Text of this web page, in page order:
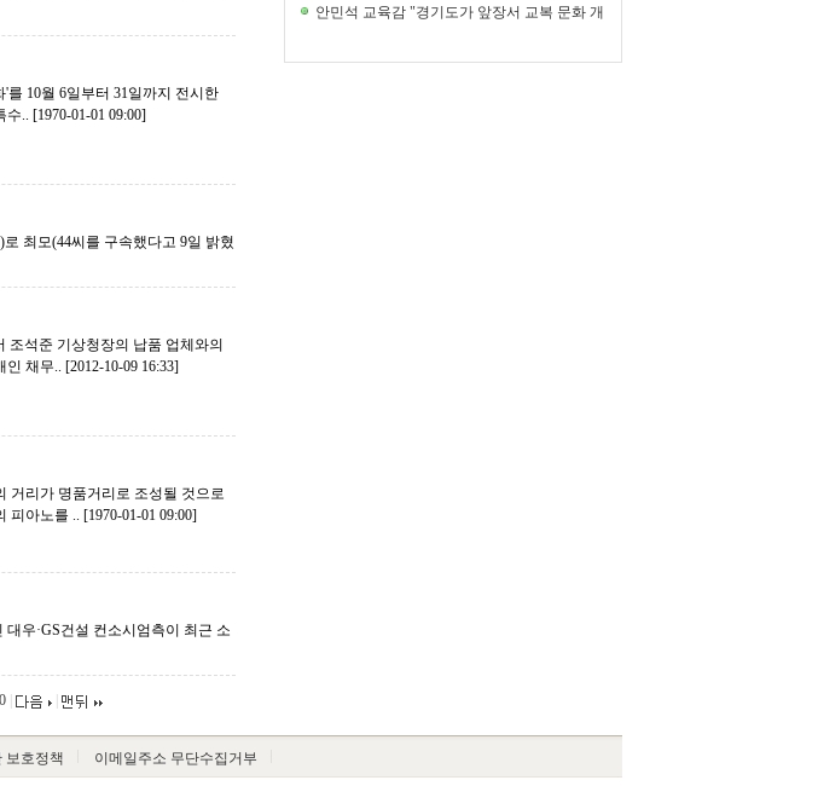
10월 6일부터 31일까지 전시한
수.. [1970-01-01 09:00]
최모(44씨를 구속했다고 9일 밝혔
조석준 기상청장의 납품 업체와의
인 채무.. [2012-10-09 16:33]
거리가 명품거리로 조성될 것으로
피아노를 .. [1970-01-01 09:00]
우·GS건설 컨소시엄측이 최근 소
최
안민석 교육감 "경기도가 앞장서 교복 문화 개
보호정책 이메일주소 무단수집거부